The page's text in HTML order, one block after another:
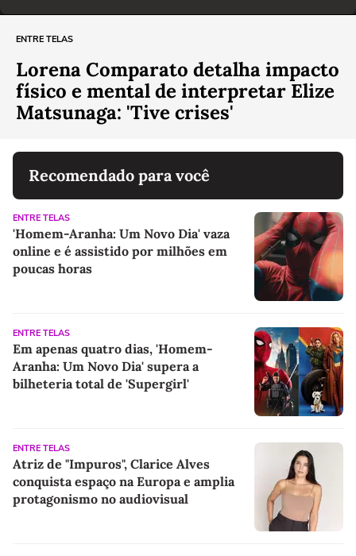
ENTRE TELAS
Lorena Comparato detalha impacto
físico e mental de interpretar Elize
Matsunaga: 'Tive crises'
Recomendado para você
ENTRE TELAS
'Homem-Aranha: Um Novo Dia' vaza
online e é assistido por milhões em
poucas horas
ENTRE TELAS
Em apenas quatro dias, 'Homem-
Aranha: Um Novo Dia' supera a
bilheteria total de 'Supergirl'
ENTRE TELAS
Atriz de "Impuros", Clarice Alves
conquista espaço na Europa e amplia
protagonismo no audiovisual